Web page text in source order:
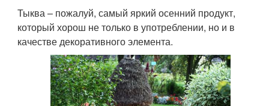
Тыква – пожалуй, самый яркий осенний продукт,
который хорош не только в употреблении, но и в
качестве декоративного элемента.